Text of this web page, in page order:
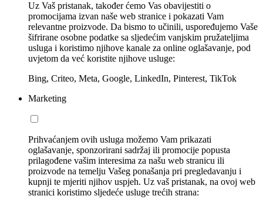
Uz Vaš pristanak, također ćemo Vas obavijestiti o
promocijama izvan naše web stranice i pokazati Vam
relevantne proizvode. Da bismo to učinili, uspoređujemo Vaše
šifrirane osobne podatke sa sljedećim vanjskim pružateljima
usluga i koristimo njihove kanale za online oglašavanje, pod
uvjetom da već koristite njihove usluge:
Bing, Criteo, Meta, Google, LinkedIn, Pinterest, TikTok
Marketing
Prihvaćanjem ovih usluga možemo Vam prikazati
oglašavanje, sponzorirani sadržaj ili promocije popusta
prilagođene vašim interesima za našu web stranicu ili
proizvode na temelju Vašeg ponašanja pri pregledavanju i
kupnji te mjeriti njihov uspjeh. Uz vaš pristanak, na ovoj web
stranici koristimo sljedeće usluge trećih strana: